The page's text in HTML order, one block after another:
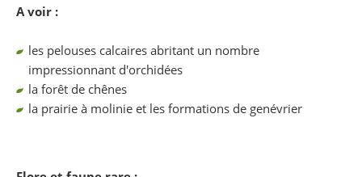
A voir :
les pelouses calcaires abritant un nombre
impressionnant d'orchidées
la forêt de chênes
la prairie à molinie et les formations de genévrier